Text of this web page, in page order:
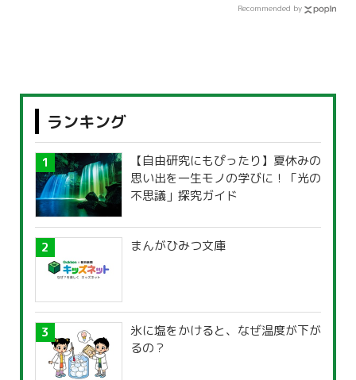
Recommended by
ランキング
【自由研究にもぴったり】夏休みの
思い出を一生モノの学びに！「光の
不思議」探究ガイド
まんがひみつ文庫
氷に塩をかけると、なぜ温度が下が
るの？